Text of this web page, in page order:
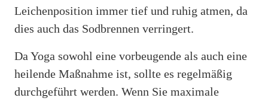
Leichenposition immer tief und ruhig atmen, da
dies auch das Sodbrennen verringert.
Da Yoga sowohl eine vorbeugende als auch eine
heilende Maßnahme ist, sollte es regelmäßig
durchgeführt werden. Wenn Sie maximale